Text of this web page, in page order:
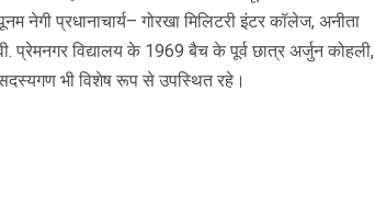
नेगी प्रधानाचार्य– गोरखा मिलिटरी इंटर कॉलेज, अनीता
प्रेमनगर विद्यालय के 1969 बैच के पूर्व छात्र अर्जुन कोहली,
सदस्यगण भी विशेष रूप से उपस्थित रहे।